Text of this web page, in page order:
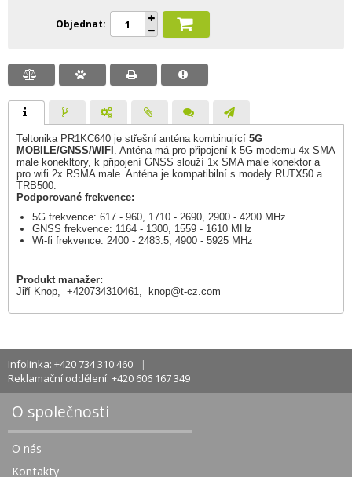
Objednat
Teltonika PR1KC640 je střešní anténa kombinující 5G
MOBILE/GNSS/WIFI . Anténa má pro připojení k 5G modemu 4x SMA
male konekltory, k připojení GNSS slouží 1x SMA male konektor a
pro wifi 2x RSMA male. Anténa je kompatibilní s modely RUTX50 a
TRB500.
Podporované frekvence:
5G frekvence: 617 - 960, 1710 - 2690, 2900 - 4200 MHz
GNSS frekvence: 1164 - 1300, 1559 - 1610 MHz
Wi-fi frekvence: 2400 - 2483.5, 4900 - 5925 MHz
Produkt manažer:
Jiří Knop, +420734310461,
knop@t-cz.com
Infolinka: +420 734 310 460
Reklamační oddělení: +420 606 167 349
O společnosti
O nás
Kontakty